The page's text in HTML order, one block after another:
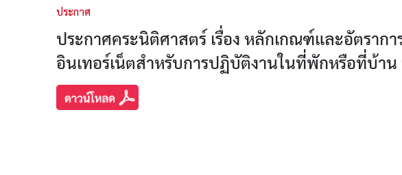
ประกาศ
ประกาศคระนิติศาสตร์ เรื่อง หลักเกณฑ์และอัตรากา
อินเทอร์เน็ตสำหรับการปฏิบัติงานในที่พักหรือที่บ้า